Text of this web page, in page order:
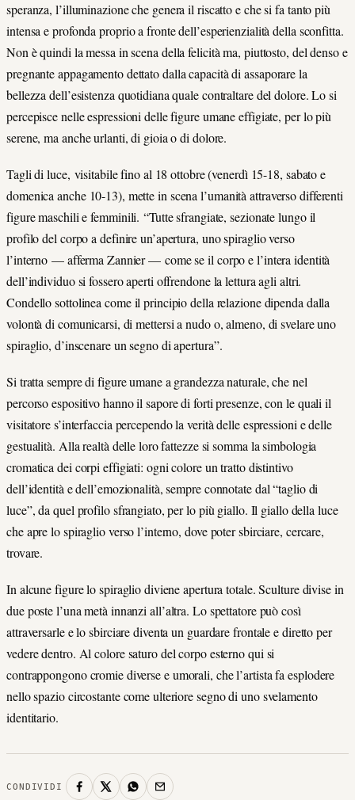
speranza, l’illuminazione che genera il riscatto e che si fa tanto più
intensa e profonda proprio a fronte dell’esperienzialità della sconfitta.
Non è quindi la messa in scena della felicità ma, piuttosto, del denso e
pregnante appagamento dettato dalla capacità di assaporare la
bellezza dell’esistenza quotidiana quale contraltare del dolore. Lo si
percepisce nelle espressioni delle figure umane effigiate, per lo più
serene, ma anche urlanti, di gioia o di dolore.
Tagli di luce, visitabile fino al 18 ottobre (venerdì 15-18, sabato e
domenica anche 10-13), mette in scena l’umanità attraverso differenti
figure maschili e femminili. “Tutte sfrangiate, sezionate lungo il
profilo del corpo a definire un’apertura, uno spiraglio verso
l’interno — afferma Zannier — come se il corpo e l’intera identità
dell’individuo si fossero aperti offrendone la lettura agli altri.
Condello sottolinea come il principio della relazione dipenda dalla
volontà di comunicarsi, di mettersi a nudo o, almeno, di svelare uno
spiraglio, d’inscenare un segno di apertura”.
Si tratta sempre di figure umane a grandezza naturale, che nel
percorso espositivo hanno il sapore di forti presenze, con le quali il
visitatore s’interfaccia percependo la verità delle espressioni e delle
gestualità. Alla realtà delle loro fattezze si somma la simbologia
cromatica dei corpi effigiati: ogni colore un tratto distintivo
dell’identità e dell’emozionalità, sempre connotate dal “taglio di
luce”, da quel profilo sfrangiato, per lo più giallo. Il giallo della luce
che apre lo spiraglio verso l’interno, dove poter sbirciare, cercare,
trovare.
In alcune figure lo spiraglio diviene apertura totale. Sculture divise in
due poste l’una metà innanzi all’altra. Lo spettatore può così
attraversarle e lo sbirciare diventa un guardare frontale e diretto per
vedere dentro. Al colore saturo del corpo esterno qui si
contrappongono cromie diverse e umorali, che l’artista fa esplodere
nello spazio circostante come ulteriore segno di uno svelamento
identitario.
CONDIVIDI